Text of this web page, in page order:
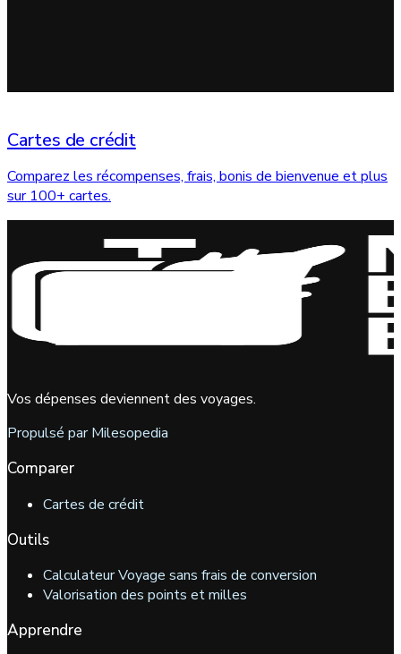
Cartes de crédit
Comparez les récompenses, frais, bonis de bienvenue et plus
sur 100+ cartes.
Vos dépenses deviennent des voyages.
Propulsé par Milesopedia
Comparer
Cartes de crédit
Outils
Calculateur Voyage sans frais de conversion
Valorisation des points et milles
Apprendre